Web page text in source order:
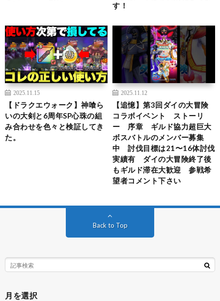
す！
2025.11.15
【ドラクエウォーク】神喰ら
いの大剣と6周年SP心珠の組
み合わせを色々と検証してき
た。
2025.11.12
【追憶】第3回ダイの大冒険
コラボイベント ストーリ
ー 序章 ギルド協力超巨大
ボスバトルのメンバー募集
中 討伐目標は21〜16体討伐
実績有 ダイの大冒険終了後
もギルド滞在大歓迎 参戦希
望者コメント下さい
Back to Top
月を選択